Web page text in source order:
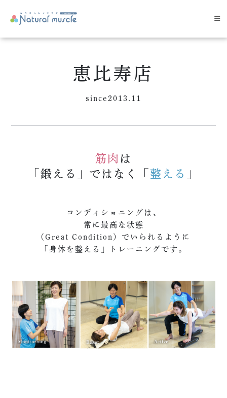
恵比寿店
since2013.11
筋肉 は
「鍛える」ではなく「 整える 」
コンディショニングは、
常に最高な状態
（Great Condition）でいられるように
「身体を整える」トレーニングです。